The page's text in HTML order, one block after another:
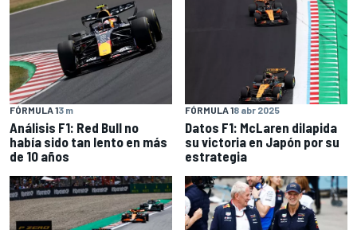
FÓRMULA 13 m
Análisis F1: Red Bull no
había sido tan lento en más
de 10 años
FÓRMULA 18 abr 2025
Datos F1: McLaren dilapida
su victoria en Japón por su
estrategia